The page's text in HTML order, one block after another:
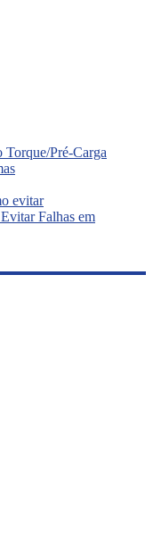
Pré-Carga
evitar
Falhas em